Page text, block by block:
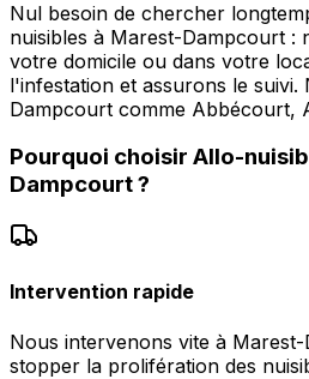
Nul besoin de chercher
nuisibles à Marest-Dampcourt :
votre domicile ou dans votre
l'infestation et assurons le
Dampcourt comme Abbécourt,
Pourquoi choisir Allo-
Dampcourt?
Intervention rapide
Nous intervenons vite à
stopper la prolifération des